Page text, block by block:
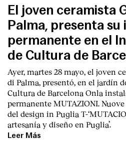
English Español
El joven ceramista
Palma, presenta
permanente en el
de Cultura de
Ayer, martes 28 mayo, el joven
di Palma, presentó, en el jardín
Cultura de Barcelona Onla
permanente MUTAZIONI.
del design in Puglia T-
artesanía y diseño en Puglia’.
Leer Más